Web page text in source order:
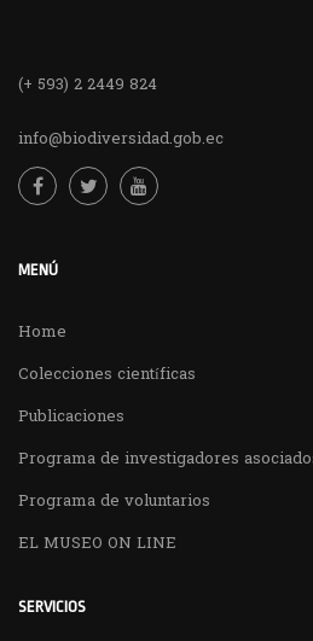
(+ 593) 2 2449 824
info@biodiversidad.gob.ec
MENÚ
Home
Colecciones científicas
Publicaciones
Programa de investigadores
Programa de voluntarios
EL MUSEO ON LINE
SERVICIOS